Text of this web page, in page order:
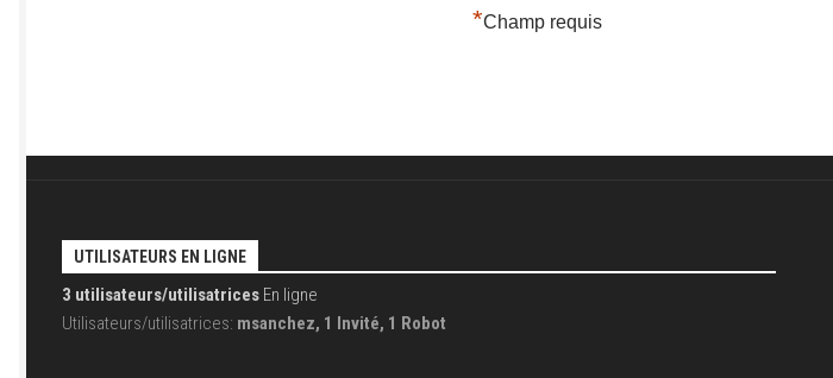
*Champ requis
UTILISATEURS EN LIGNE
3 utilisateurs/utilisatrices En ligne
Utilisateurs/utilisatrices: msanchez, 1 Invité, 1 Robot